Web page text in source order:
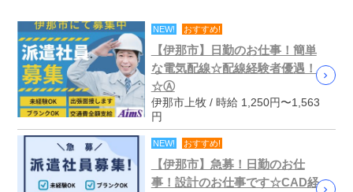
NEW! おすすめ!
【伊那市】日勤のお仕事！簡単
な電気配線☆配線経験者優遇！
☆Ⓐ
伊那市上牧 / 時給 1,250円〜1,563
円
NEW! おすすめ!
【伊那市】急募！日勤のお仕
事！設計のお仕事です☆CAD経